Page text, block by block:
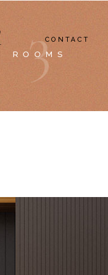
CONTACT
3
ROOMS